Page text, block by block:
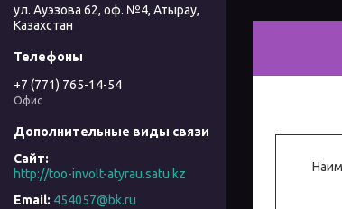
ул. Ауэзова 62, оф. №4, Атырау,
Казахстан
+7 (771) 765-14-54
Офис
http://too-involt-atyrau.satu.kz
454057@bk.ru